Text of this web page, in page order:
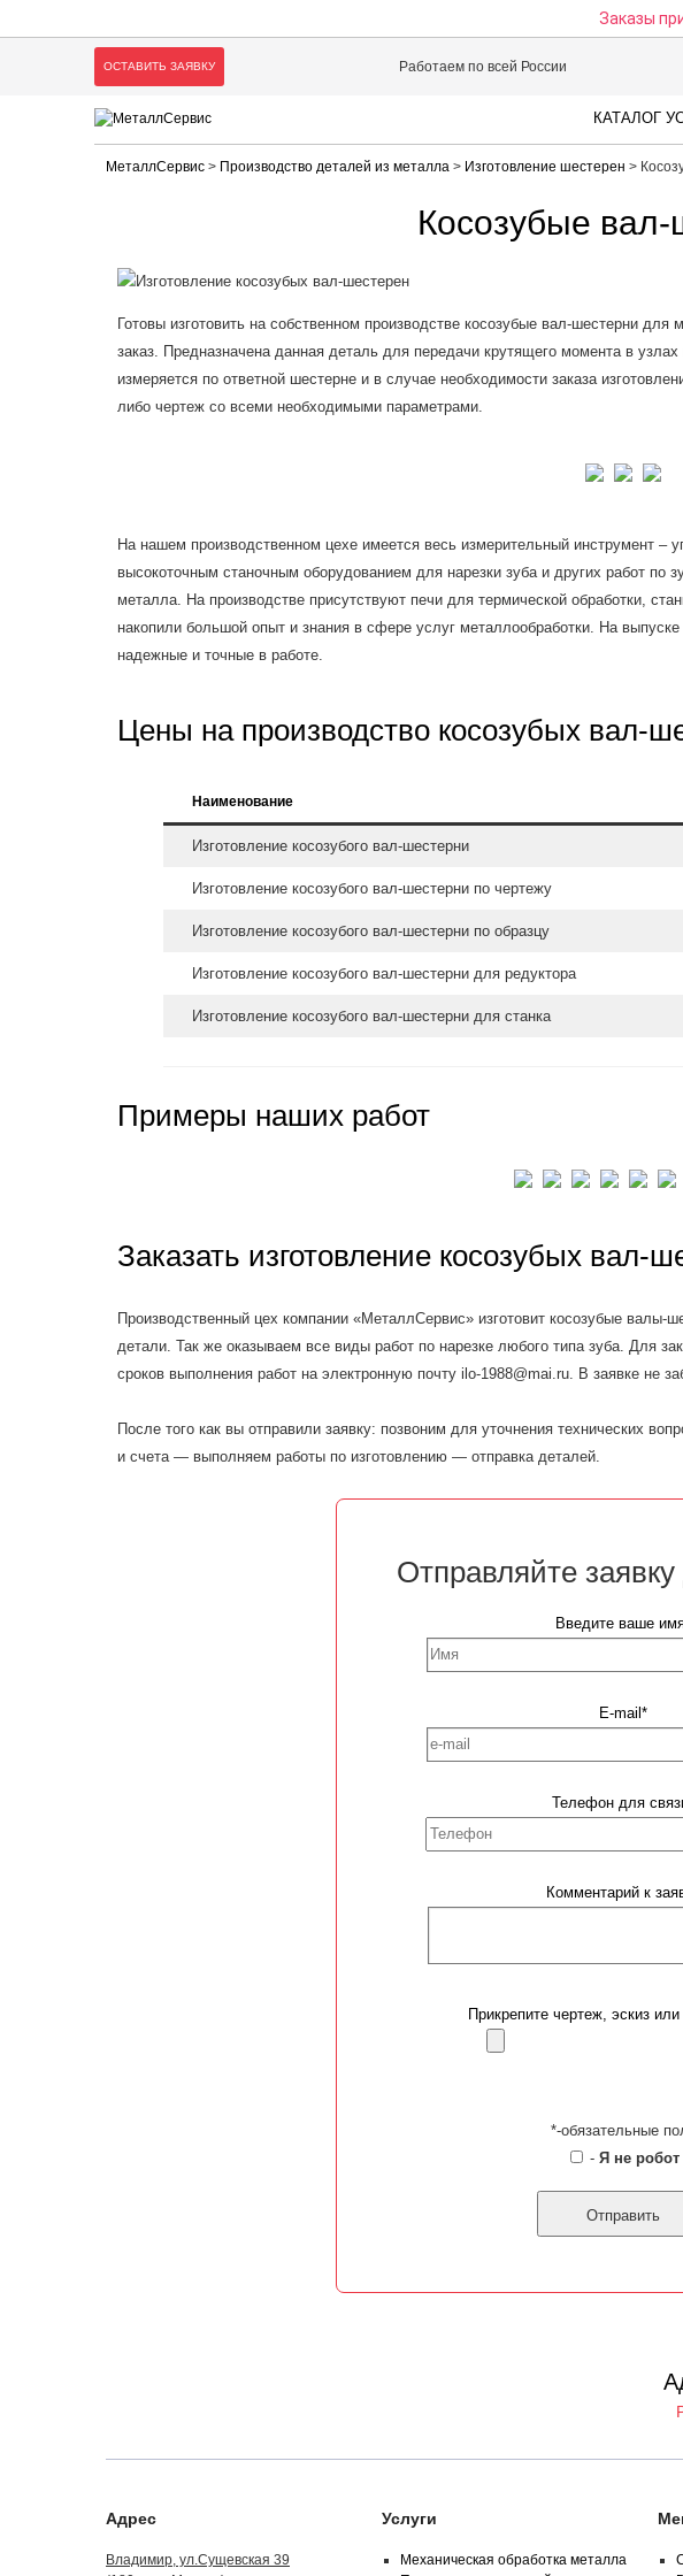
Заказы
ОСТАВИТЬ ЗАЯВКУ Работаем по всей России
КАТАЛОГ
МеталлСервис > Производство деталей из металла > Изготовление шестерен >
Косозубые вал-
Готовы изготовить на собственном производстве косозубые вал-шестерни
заказ. Предназначена данная деталь для передачи крутящего момента в
измеряется по ответной шестерне и в случае необходимости заказа
либо чертеж со всеми необходимыми параметрами.
На нашем производственном цехе имеется весь измерительный инструмент –
высокоточным станочным оборудованием для нарезки зуба и других работ по
металла. На производстве присутствуют печи для термической обработки,
накопили большой опыт и знания в сфере услуг металлообработки. На
надежные и точные в работе.
Цены на производство косозубых вал-
Наименование
Изготовление косозубого вал-шестерни
Изготовление косозубого вал-шестерни по чертежу
Изготовление косозубого вал-шестерни по образцу
Изготовление косозубого вал-шестерни для редуктора
Изготовление косозубого вал-шестерни для станка
Примеры наших работ
Заказать изготовление косозубых вал-
Производственный цех компании «МеталлСервис» изготовит косозубые валы-
детали. Так же оказываем все виды работ по нарезке любого типа зуба. Для
сроков выполнения работ на электронную почту ilo-1988@mai.ru. В заявке не
После того как вы отправили заявку: позвоним для уточнения технических
и счета — выполняем работы по изготовлению — отправка деталей.
Отправляйте
Введите ваше
E-mail*
Телефон для
Комментарий к
Прикрепите чертеж, эскиз
*-обязательные
- Я не робот
Адрес
Владимир, ул.Сущевская 39
Услуги
Механическая обработка металла